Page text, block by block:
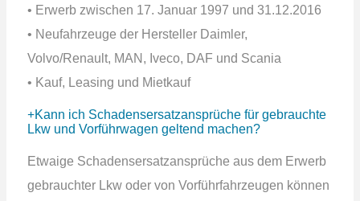
• Erwerb zwischen 17. Januar 1997 und 31.12.2016
• Neufahrzeuge der Hersteller Daimler,
Volvo/Renault, MAN, Iveco, DAF und Scania
• Kauf, Leasing und Mietkauf
Kann ich Schadensersatzansprüche für gebrauchte
Lkw und Vorführwagen geltend machen?
Etwaige Schadensersatzansprüche aus dem Erwerb
gebrauchter Lkw oder von Vorführfahrzeugen können